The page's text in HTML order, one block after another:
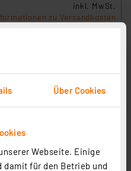
Über Cookies
Webseite. Einige
damit für den Betrieb und
inkl. MwSt.
zu Versandkosten